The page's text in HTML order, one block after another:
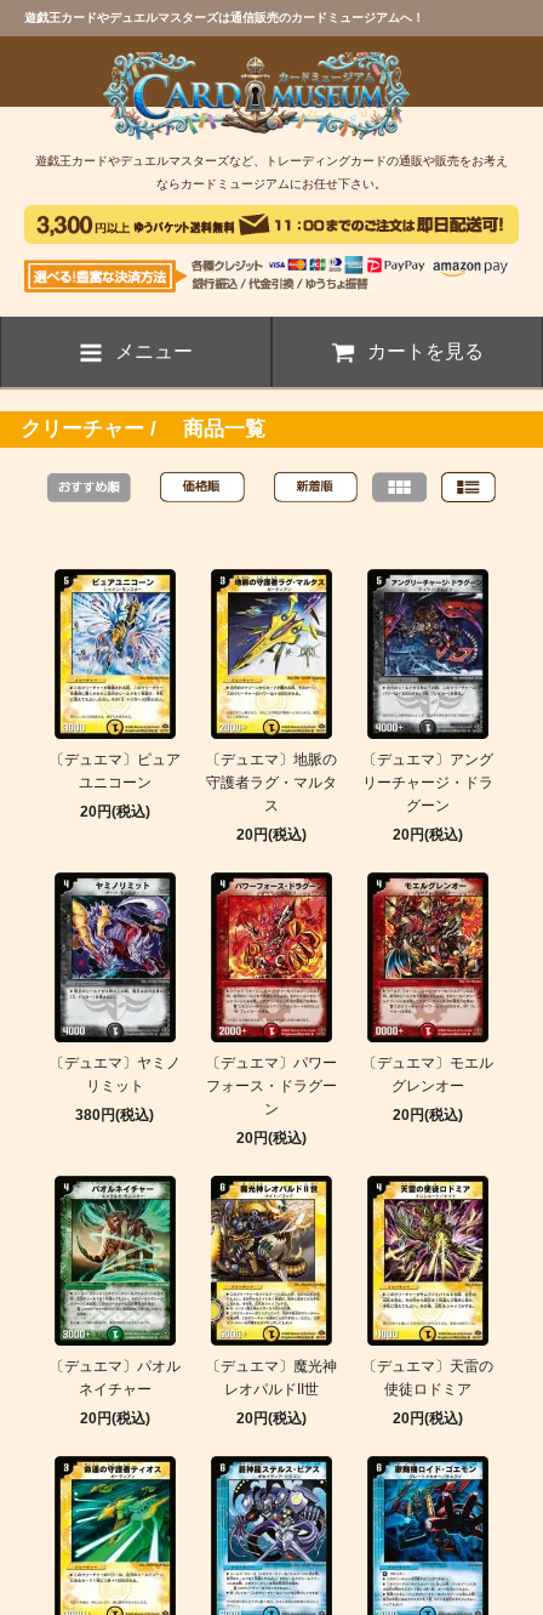
遊戯王カードやデュエルマスターズは通信販売のカードミュージアムへ！
遊戯王カードやデュエルマスターズなど、トレーディングカードの通販や販売をお考え
ならカードミュージアムにお任せ下さい。
メニュー カートを見る
クリーチャー / 商品一覧
〔デュエマ〕ピュア
ユニコーン
20円(税込)
〔デュエマ〕地脈の
守護者ラグ・マルタ
ス
20円(税込)
〔デュエマ〕アング
リーチャージ・ドラ
グーン
20円(税込)
〔デュエマ〕ヤミノ
リミット
380円(税込)
〔デュエマ〕パワー
フォース・ドラグー
ン
20円(税込)
〔デュエマ〕モエル
グレンオー
20円(税込)
〔デュエマ〕パオル
ネイチャー
20円(税込)
〔デュエマ〕魔光神
レオパルドII世
20円(税込)
〔デュエマ〕天雷の
使徒ロドミア
20円(税込)